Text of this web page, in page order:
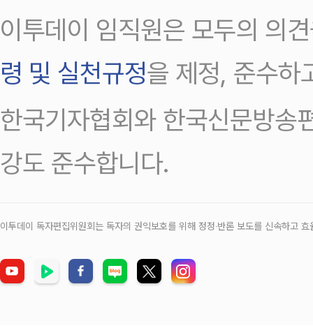
이투데이 임직원은 모두의 의
령 및 실천규정을 제정, 준수하
한국기자협회와 한국신문방송
강도 준수합니다.
이투데이 독자편집위원회는 독자의 권익보호를 위해 정정‧반론 보도를 신속하고